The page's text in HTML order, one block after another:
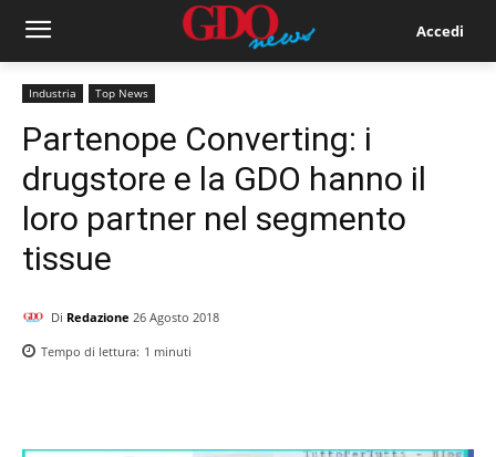
Accedi
Industria Top News
Partenope Converting: i
drugstore e la GDO hanno il
loro partner nel segmento
tissue
Di Redazione 26 Agosto 2018
Tempo di lettura: 1 minuti